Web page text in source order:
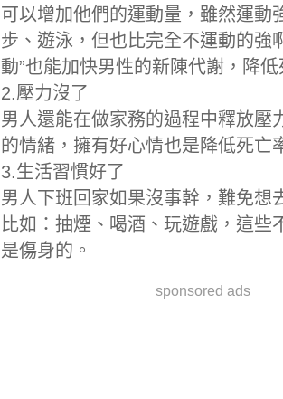
可以增加他們的運動量，雖然運動
步、遊泳，但也比完全不運動的強
動”也能加快男性的新陳代謝，降低
2.壓力沒了
男人還能在做家務的過程中釋放壓
的情緒，擁有好心情也是降低死亡
3.生活習慣好了
男人下班回家如果沒事幹，難免想
比如：抽煙、喝酒、玩遊戲，這些
是傷身的。
sponsored ads